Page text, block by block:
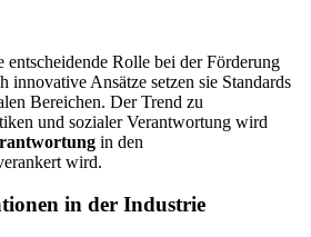
entscheidende Rolle bei der Förderung
Ansätze setzen sie Standards
Bereichen. Der Trend zu
und sozialer Verantwortung wird
in den
wird.
in der Industrie